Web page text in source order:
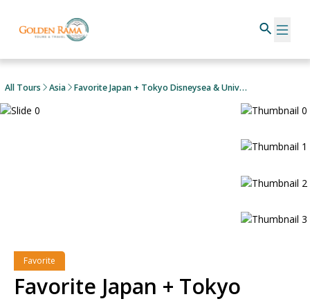
All Tours Asia Favorite Japan + Tokyo Disneysea & Universal Studios Japan
Favorite
Favorite Japan + Tokyo